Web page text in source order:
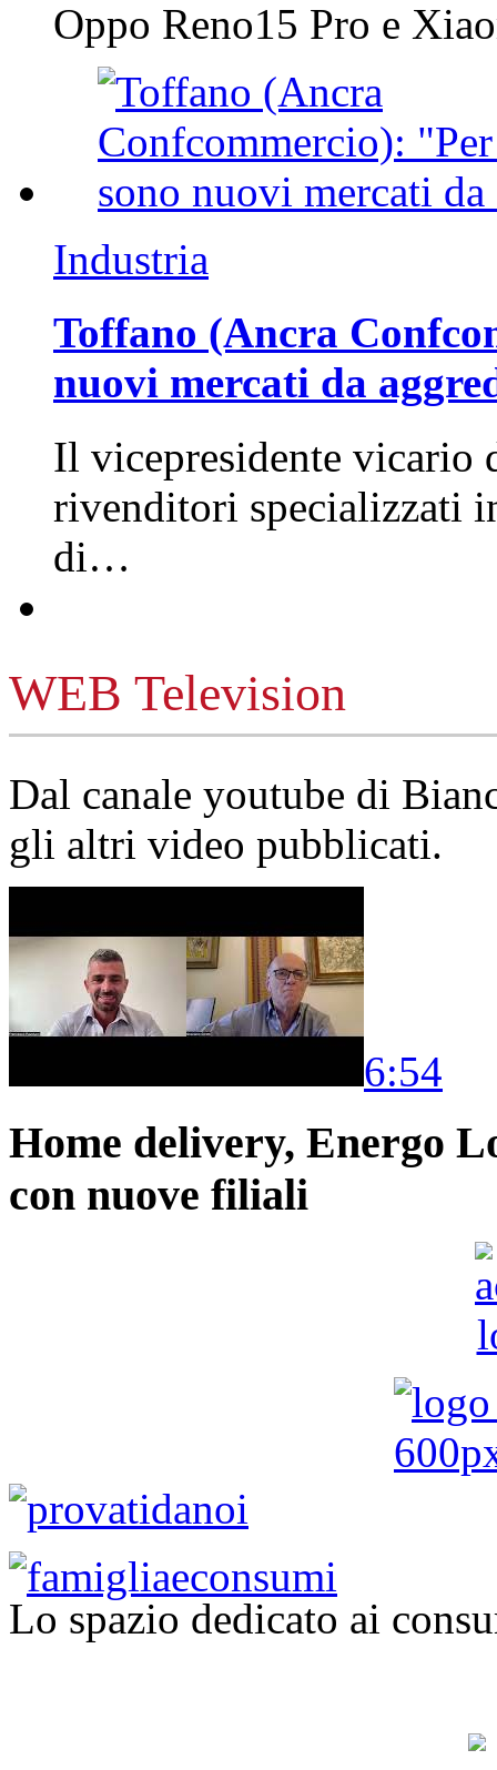
Oppo Reno15 Pro e
Industria
Toffano (Ancra
nuovi mercati da
Il vicepresidente vicario
rivenditori specializzati
di…
WEB Television
Dal canale youtube di
gli altri video pubblicati.
6:54
Home delivery, Energo
con nuove filiali
Lo spazio dedicato ai